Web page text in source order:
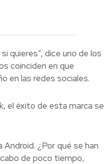
quieres”, dice uno de los
coinciden en que
en las redes sociales.
el éxito de esta marca se
Android. ¿Por qué se han
de poco tiempo,